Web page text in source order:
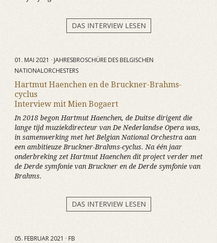
DAS INTERVIEW LESEN
01. MAI 2021 · JAHRESBROSCHÜRE DES BELGISCHEN
NATIONALORCHESTERS
Hartmut Haenchen en de Bruckner-Brahms-
cyclus
Interview mit Mien Bogaert
In 2018 begon Hartmut Haenchen, de Duitse dirigent die
lange tijd muziekdirecteur van De Nederlandse Opera was,
in samenwerking met het Belgian National Orchestra aan
een ambitieuze Bruckner-Brahms-cyclus. Na één jaar
onderbreking zet Hartmut Haenchen dit project verder met
de Derde symfonie van Bruckner en de Derde symfonie van
Brahms.
DAS INTERVIEW LESEN
05. FEBRUAR 2021 · FB